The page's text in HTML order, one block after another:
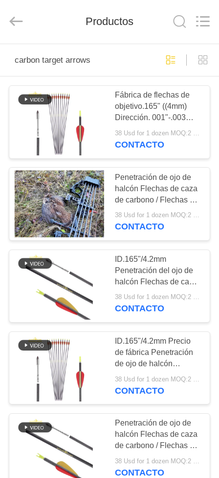
PRODUCTOS
SOBRE
NOSOTROS
VIAJE
DE
LA
FÁBRICA
CONTROL
DE
CALIDAD
ÉNTRENOS
EN
CONTACTO
CON
CITA
Arrows.
Productos
carbon target arrows
Fábrica de flechas de
objetivo.165" ((4mm)
Dirección. 001"-.003
Diámetro Columna
vertebral
38 Usd for 1 dozen MOQ:2 docenas
CONTACTO
Penetración de ojo de
halcón Flechas de caza
de carbono / Flechas de
fibra de carbono
Resistencia al impacto
38 Usd for 1 dozen MOQ:2 docenas
CONTACTO
ID.165"/4.2mm
Penetración del ojo de
halcón Flechas de caza
de carbono / Flechas de
fibra de carbono
38 Usd for 1 dozen MOQ:2 docenas
CONTACTO
ID.165"/4.2mm Precio
de fábrica Penetración
de ojo de halcón
Flechas de caza de
carbono / Flechas de
CONTACTO
Penetración de ojo de
halcón Flechas de caza
de carbono / Flechas de
fibra de carbono
Resistencia al impacto
38 Usd for 1 dozen MOQ:2 docenas
CONTACTO